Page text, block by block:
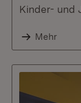
Kinder- und
Mehr